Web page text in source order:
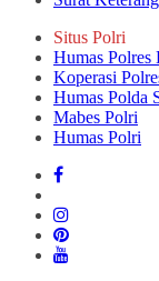
Situs Polri
Humas Polres
Koperasi
Humas Polda
Mabes Polri
Humas Polri